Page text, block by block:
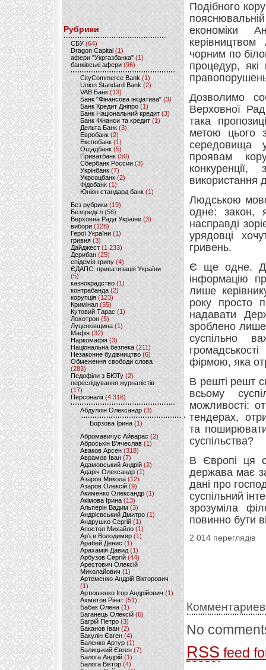
Рубрики
CБУ (64)
Dragon Capital (1)
афери "Укргазбанка" (1)
банківські афери (96)
CityCommerce Bank (1)
Union Standard Bank (2)
VAB Банк (13)
Банк "Фінансова ініціатива" (3)
Банк Кредит Дніпро (1)
Банк Національний кредит (3)
Банк Фінанси та кредит (1)
Дельта Банк (3)
Евробанк(2)
Експобанк (1)
Ощадбанк(5)
Приватбанк (50)
Сбербанк России (3)
Укрінбанк(7)
Укрсоцбанк (2)
Фідобанк (1)
Юніон стандард банк(1)
Без рубрики (19)
Безпредєл(56)
Верховна Рада України (3)
вибори(128)
Герої України(1)
гривня (3)
Дайджест (1 233)
Дерибан (25)
епідемія грипу (4)
ЄДАПС: приватизація України
(5)
казнокрадство (1)
контрабанда (2)
корупція (123)
Кримінал (55)
Кутовий Тарас (1)
Лохотрон(5)
Луценківщина (1)
Мафія (32)
Наркомафія (3)
Національна безпека (211)
Незаконне будівництво(6)
Обмеження свободи слова
(283)
Педофіли з БЮТу (2)
переслідування журналістів
(17)
Персоналії (4 316)
Абдуллін Олександр (3)
Борзова Ірина(1)
Абромавичус Айварас (2)
Аброськін В’ячеслав(1)
Аваков Арсен (318)
Аврамов Іван (7)
Адамовський Андрій(2)
Адаріч Олександр (1)
Азаров Микола (12)
Азаров Олексій (9)
Акименко Олександр(1)
Акімова Ірина(13)
Альперін Вадим (3)
Андрієвський Дмитро(1)
Андрушко Сергій(1)
Апостол Михайло(1)
Ар'єв Володимир (1)
Арабей Денис(1)
Арахамія Давид (1)
Арбузов Сергій (44)
Арестович Олексій
Миколайович(1)
Артеменко Андрій Вікторович
(1)
Артюшенко Ігор Андрійович(1)
Ахметов Рінат(51)
Бабак Олена(1)
Баганець Олексій(6)
Багрій Петро (3)
Баканов Іван(2)
Бакулін Євген (4)
Баленко Артур(1)
Балицький Євген(7)
Балога Андрій (1)
Балога Віктор (4)
Подібного
пояснювальній
економіки
чорним по
процедур, які
Дозволимо
Верховної
така
метою цього
середовища
проявам
конкуренції,
використання
Людською
одне: закон,
насправді
урядовці
гривень.
Є ще одне.
інформацію
лише
року просто
надавати
зроблено
суспільно
фірмою, яка
В решті решт
всьому
можливості:
тендерах,
та
суспільства?
В Європі ця
держава має
дані про
суспільний
зрозуміла
повинно бути
2 014 переглядів
No
RSS feed